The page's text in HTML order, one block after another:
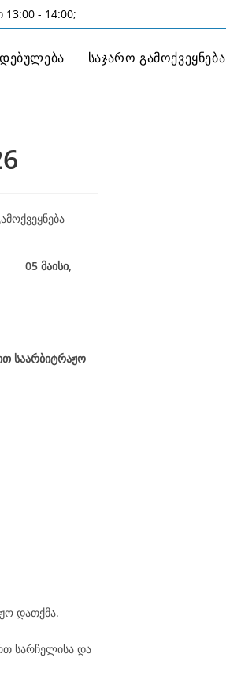
13:00 - 14:00;
საჯარო გამოქვეყნება
საარბიტრაჟო
დათქმა.
სარჩელისა და